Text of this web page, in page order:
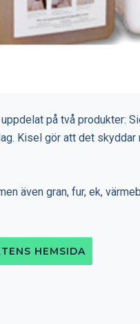
på två produkter:
Kisel gör att det skyddar
även gran, fur, ek,
HEMSIDA